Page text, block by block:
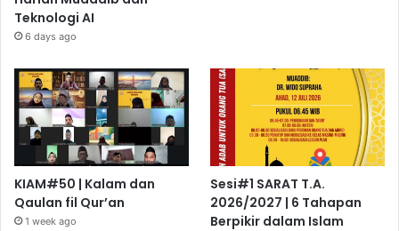
Teknologi AI
6 days ago
KIAM#50 | Kalam dan
Qaulan fil Qur’an
1 week ago
Sesi#1 SARAT T.A.
2026/2027 | 6 Tahapan
Berpikir dalam Islam